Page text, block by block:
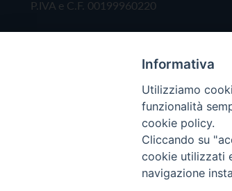
P.IVA e C.F. 00199960220
Copyright © 2019 - Tutti i diritti
Informativa
Utilizziamo
funzionalità
cookie policy.
Cliccando su
cookie utilizzati
navigazione